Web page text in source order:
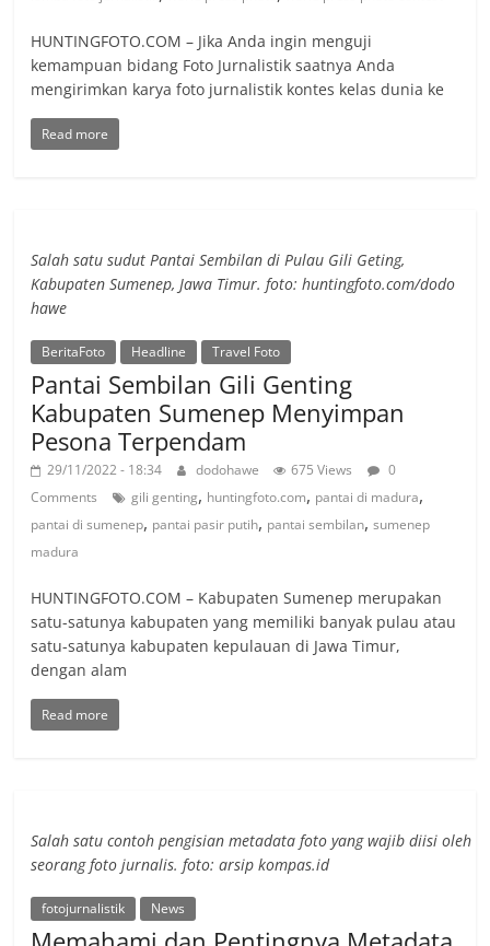
HUNTINGFOTO.COM – Jika Anda ingin menguji
kemampuan bidang Foto Jurnalistik saatnya Anda
mengirimkan karya foto jurnalistik kontes kelas dunia ke
Read more
Salah satu sudut Pantai Sembilan di Pulau Gili Geting,
Kabupaten Sumenep, Jawa Timur. foto: huntingfoto.com/dodo
hawe
BeritaFoto Headline Travel Foto
Pantai Sembilan Gili Genting
Kabupaten Sumenep Menyimpan
Pesona Terpendam
29/11/2022 - 18:34 dodohawe 675 Views
0
Comments
gili genting, huntingfoto.com, pantai di madura,
pantai di sumenep, pantai pasir putih, pantai sembilan,sumenep
madura
HUNTINGFOTO.COM – Kabupaten Sumenep merupakan
satu-satunya kabupaten yang memiliki banyak pulau atau
satu-satunya kabupaten kepulauan di Jawa Timur,
dengan alam
Read more
Salah satu contoh pengisian metadata foto yang wajib diisi oleh
seorang foto jurnalis. foto: arsip kompas.id
fotojurnalistik News